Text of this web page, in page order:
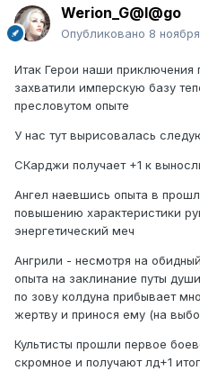
Werion_G@l@go
Опубликовано 8
Итак Герои наши
захватили имперскую базу
пресловутом опыте
У нас тут вырисовалась
СКарджи получает +1 к
Ангел наевшись опыта в
повышению характеристики
энергетический меч
Ангрили - несмотря на
опыта на заклинание путы
по зову колдуна прибывает
жертву и принося ему (на
Культисты прошли первое
скромное и получают лд+1